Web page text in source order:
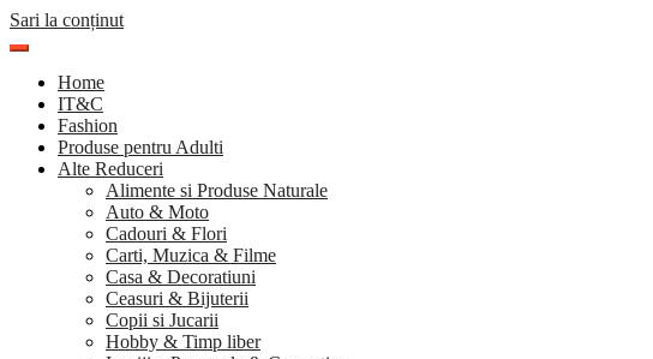
Sari la conținut
Home
IT&C
Fashion
Produse pentru Adulti
Alte Reduceri
Alimente si Produse Naturale
Auto & Moto
Cadouri & Flori
Carti, Muzica & Filme
Casa & Decoratiuni
Ceasuri & Bijuterii
Copii si Jucarii
Hobby & Timp liber